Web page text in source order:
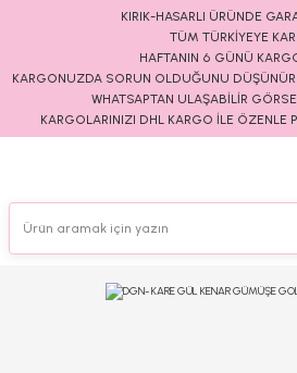
KIRIK-HASARLI ÜRÜNDE
TÜM TÜRKİYEYE
HAFTANIN 6 GÜNÜ
KARGONUZDA SORUN OLDUĞUNU
WHATSAPTAN ULAŞABİLİR
KARGOLARINIZI DHL KARGO İLE ÖZENLE